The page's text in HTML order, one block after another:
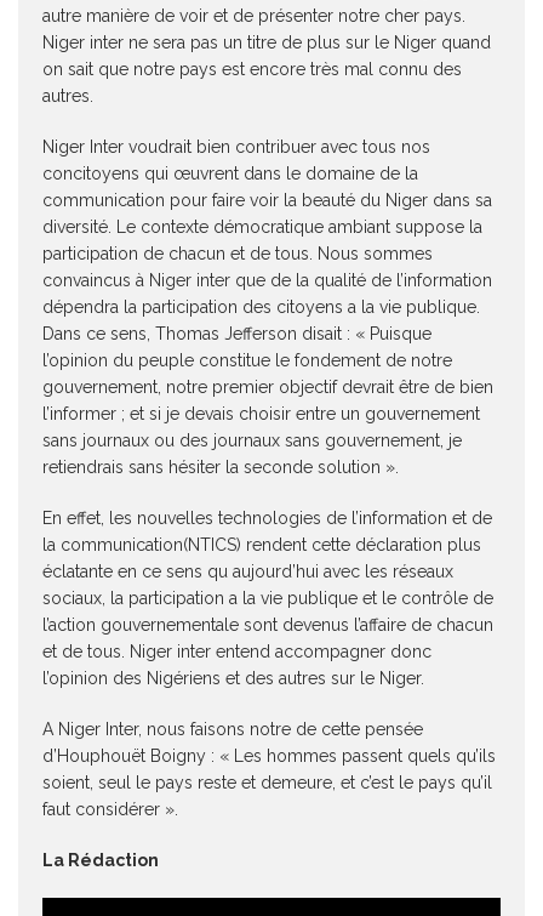
autre manière de voir et de présenter notre cher pays.
Niger inter ne sera pas un titre de plus sur le Niger quand
on sait que notre pays est encore très mal connu des
autres.
Niger Inter voudrait bien contribuer avec tous nos
concitoyens qui œuvrent dans le domaine de la
communication pour faire voir la beauté du Niger dans sa
diversité. Le contexte démocratique ambiant suppose la
participation de chacun et de tous. Nous sommes
convaincus à Niger inter que de la qualité de l’information
dépendra la participation des citoyens a la vie publique.
Dans ce sens, Thomas Jefferson disait : « Puisque
l’opinion du peuple constitue le fondement de notre
gouvernement, notre premier objectif devrait être de bien
l’informer ; et si je devais choisir entre un gouvernement
sans journaux ou des journaux sans gouvernement, je
retiendrais sans hésiter la seconde solution ».
En effet, les nouvelles technologies de l’information et de
la communication(NTICS) rendent cette déclaration plus
éclatante en ce sens qu aujourd’hui avec les réseaux
sociaux, la participation a la vie publique et le contrôle de
l’action gouvernementale sont devenus l’affaire de chacun
et de tous. Niger inter entend accompagner donc
l’opinion des Nigériens et des autres sur le Niger.
A Niger Inter, nous faisons notre de cette pensée
d’Houphouët Boigny : « Les hommes passent quels qu’ils
soient, seul le pays reste et demeure, et c’est le pays qu’il
faut considérer ».
La Rédaction